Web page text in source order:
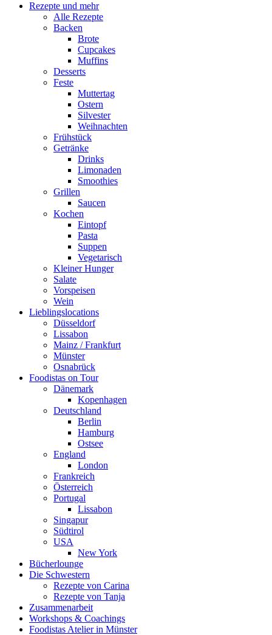
Rezepte und mehr
Alle Rezepte
Backen
Brote
Cupcakes
Muffins
Desserts
Feste
Muttertag
Ostern
Silvester
Weihnachten
Frühstück
Getränke
Drinks
Limonaden
Smoothies
Grillen
Saucen
Kochen
Eintopf
Pasta
Suppen
Vegetarisch
Kleiner Hunger
Salate
Vorspeisen
Wein
Lieblingslocations
Düsseldorf
Lissabon
Mainz / Frankfurt
Münster
Osnabrück
Foodistas on Tour
Dänemark
Kopenhagen
Deutschland
Berlin
Hamburg
Ostsee
England
London
Frankreich
Österreich
Portugal
Lissabon
Singapur
Südtirol
USA
New York
Bücherlounge
Die Schwestern
Rezepte von Carina
Rezepte von Tanja
Zusammenarbeit
Workshops & Coachings
Foodistas Atelier in Münster